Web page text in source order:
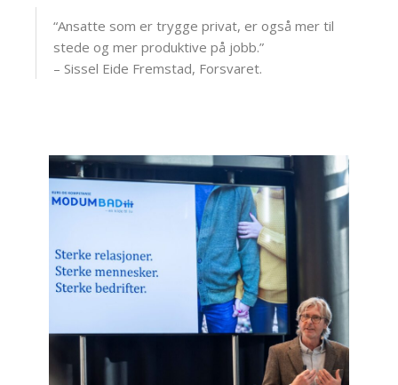
“Ansatte som er trygge privat, er også mer til
stede og mer produktive på jobb.”
– Sissel Eide Fremstad, Forsvaret.